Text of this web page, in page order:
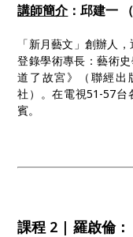
講師簡介：邱建一
「新月藝文」創辦人
登錄學術專長：藝術
道了故宮》（聯經出
社）。在電視51-57台
賓。
課程 2 | 羅啟倫：